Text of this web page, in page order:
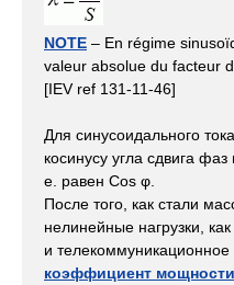
NOTE – En régime
valeur absolue du facteur
[IEV ref 131-11-46]
Для синусоидального
косинусу угла сдвига
е. равен Cos φ.
После того, как стали
нелинейные нагрузки,
и
коэффициент мощности